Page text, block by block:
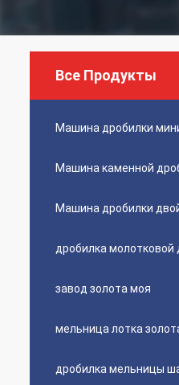
Все Продукты
Машина дробилки
Машина каменной
Машина дробилки
дробилка молотковой
завод золота моя
мельница лотка
дробилка мельницы